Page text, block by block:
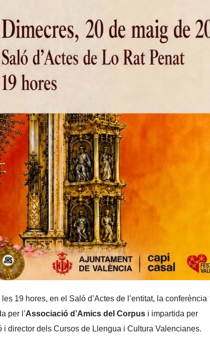
19 hores, en el Saló d’Actes de l’entitat, la conferència
per l’Associació d’Amics del Corpus i impartida per
i director dels Cursos de Llengua i Cultura Valencianes.